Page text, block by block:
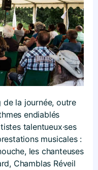
de la journée, outre
endiablés
talentueux·ses
musicales :
les chanteuses
Chamblas Réveil